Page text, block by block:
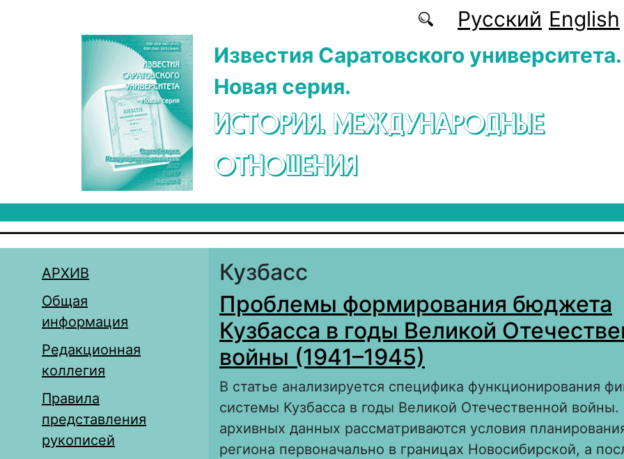
Русский English
Известия Саратовского университета.
Новая серия.
ИСТОРИЯ. МЕЖДУНАРОДНЫЕ
ОТНОШЕНИЯ
АРХИВ
Общая
информация
Редакционная
коллегия
Правила
представления
рукописей
Кузбасс
Проблемы формирования бюджета
Кузбасса в годы Великой
войны (1941–1945)
В статье анализируется специфика функционирования
системы Кузбасса в годы Великой Отечественной
архивных данных рассматриваются условия
региона первоначально в границах Новосибирской, а